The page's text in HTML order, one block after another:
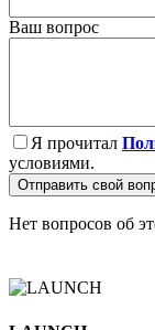
Ваш вопрос
Я прочитал
условиями.
Отправить свой
Нет вопросов об